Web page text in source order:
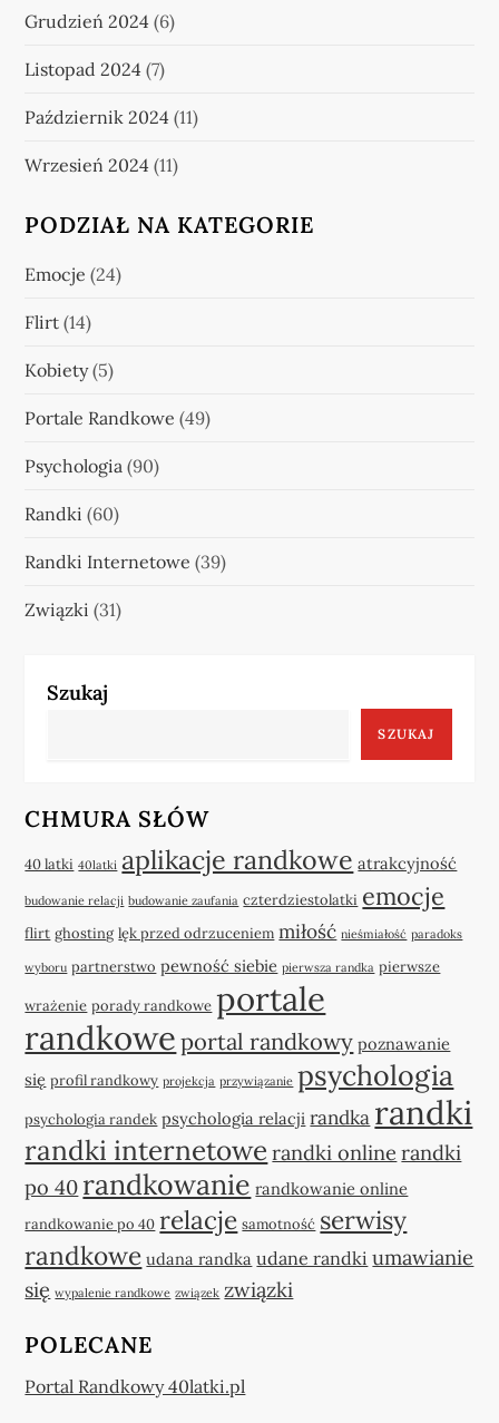
Grudzień 2024 (6)
Listopad 2024 (7)
Październik 2024 (11)
Wrzesień 2024 (11)
PODZIAŁ NA KATEGORIE
Emocje (24)
Flirt (14)
Kobiety(5)
Portale Randkowe (49)
Psychologia (90)
Randki (60)
Randki Internetowe (39)
Związki (31)
Szukaj
SZUKAJ
CHMURA SŁÓW
40 latki 40latki aplikacje randkowe atrakcyjność
budowanie relacji budowanie zaufania czterdziestolatki emocje
flirt ghosting lęk przed odrzuceniem miłość nieśmiałość paradoks
wyboru partnerstwo pewność siebie pierwsza randka pierwsze
wrażenie porady randkowe portale
randkowe portal randkowy poznawanie
się profil randkowy projekcja przywiązanie psychologia
psychologia randek psychologia relacji randka randki
randki internetowe randki online randki
po 40 randkowanie randkowanie online
randkowanie po 40 relacje samotność serwisy
randkowe udana randka udane randki umawianie
się wypalenie randkowe związek związki
POLECANE
Portal Randkowy 40latki.pl